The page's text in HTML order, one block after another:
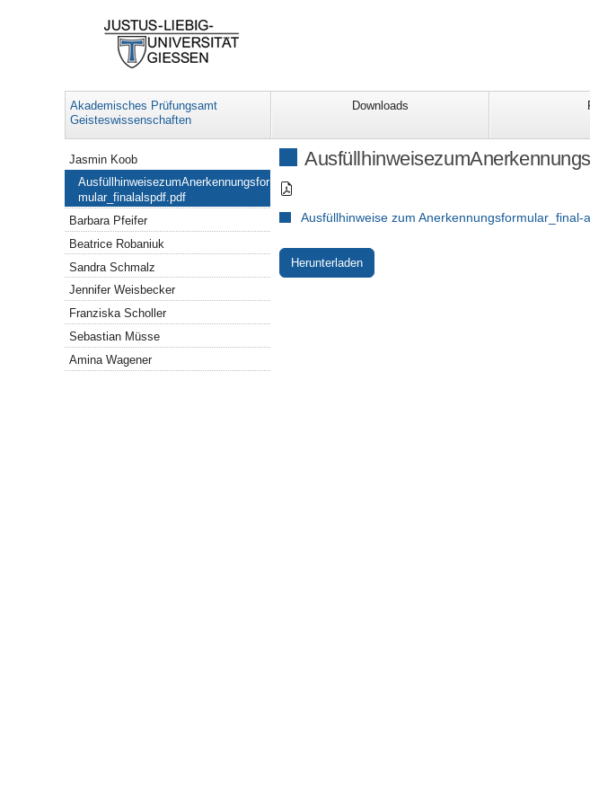
Akademisches Prüfungsamt
Geisteswissenschaften
Downloads
Ausfüllhinweise zum Anerkennungsformular_final-
Herunterladen
Navigation
Jasmin Koob
AusfüllhinweisezumAnerkennungsfor
mular_finalalspdf.pdf
Barbara Pfeifer
Beatrice Robaniuk
Sandra Schmalz
Jennifer Weisbecker
Franziska Scholler
Sebastian Müsse
Amina Wagener